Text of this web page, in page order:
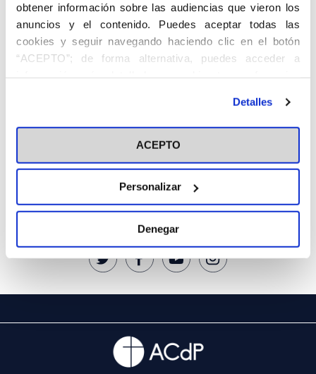
obtener información sobre las audiencias que vieron los
anuncios y el contenido. Puedes aceptar todas las
cookies y seguir navegando haciendo clic en el botón
“ACEPTO”; de forma alternativa, puedes acceder a
información más detallada y cambiar tus preferencias
en el botón "Personalizar". Para más información puedes
visitar nuestra Política de Cookies
Detalles
ACEPTO
Personalizar
Denegar
Categorías
Cedinfor
Secretariados
Temáticas
Síguenos